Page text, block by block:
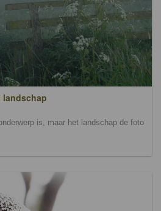
landschap
is, maar het landschap de foto